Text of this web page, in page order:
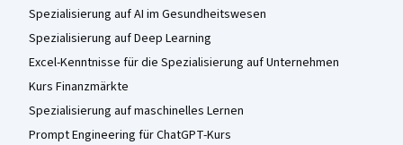
Spezialisierung auf AI im Gesundheitswesen
Spezialisierung auf Deep Learning
Excel-Kenntnisse für die Spezialisierung auf Unternehmen
Kurs Finanzmärkte
Spezialisierung auf maschinelles Lernen
Prompt Engineering für ChatGPT-Kurs